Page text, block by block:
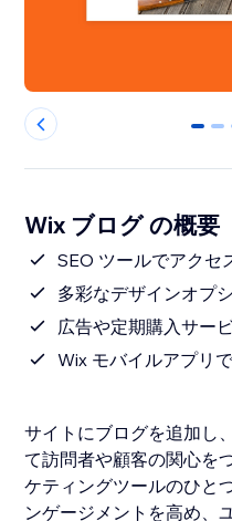
0 1
Wix ブログ の概要
SEO ツールでアクセ
多彩なデザインオプ
広告や定期購入サー
Wix モバイルアプリ
サイトにブログを追加し
て訪問者や顧客の関心を
ケティングツールのひと
ンゲージメントを高め、